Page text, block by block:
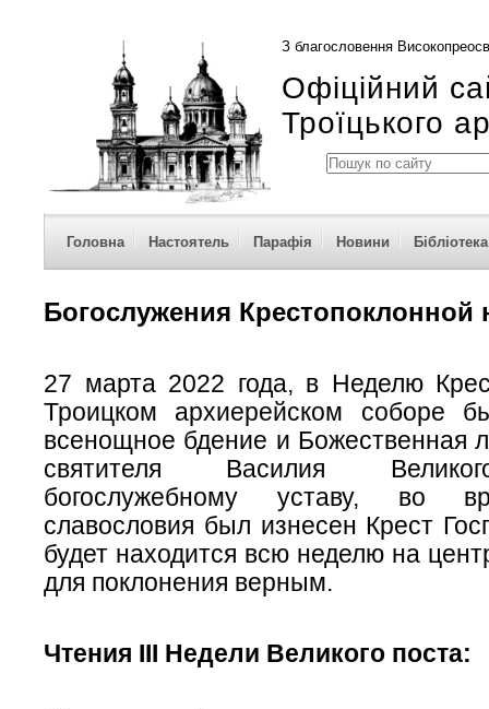
З благословення
Офіційний
Троїцького
Головна Настоятель Парафія Новини Бібліотека
Богослужения Крестопоклонной
27 марта 2022 года, в Неделю
Троицком архиерейском соборе
всенощное бдение и Божественная
святителя Василия
богослужебному уставу, во
славословия был изнесен Крест
будет находится всю неделю на
для поклонения верным.
Чтения III Недели Великого поста: